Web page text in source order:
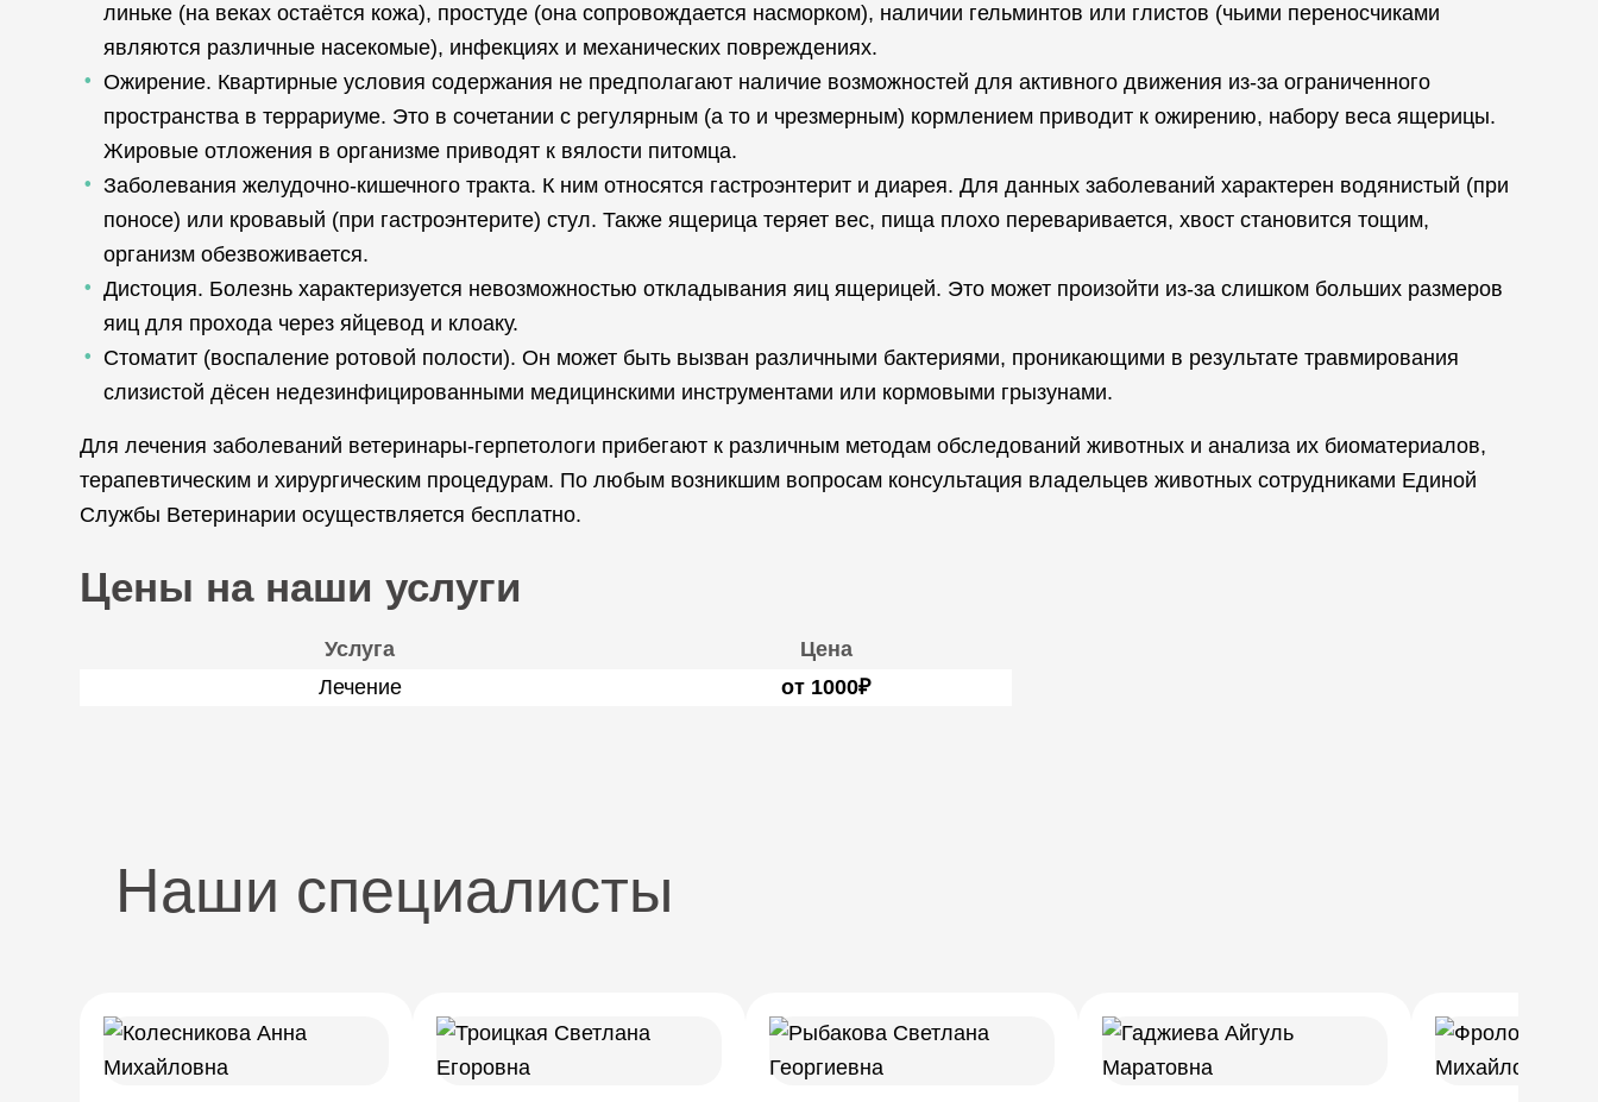
линьке (на веках остаётся кожа), простуде (она сопровождается насморком), наличии гельминтов или глистов (чьими переносчиками
являются различные насекомые), инфекциях и механических повреждениях.
Ожирение. Квартирные условия содержания не предполагают наличие возможностей для активного движения из-за ограниченного
пространства в террариуме. Это в сочетании с регулярным (а то и чрезмерным) кормлением приводит к ожирению, набору веса ящерицы.
Жировые отложения в организме приводят к вялости питомца.
Заболевания желудочно-кишечного тракта. К ним относятся гастроэнтерит и диарея. Для данных заболеваний характерен водянистый (при
поносе) или кровавый (при гастроэнтерите) стул. Также ящерица теряет вес, пища плохо переваривается, хвост становится тощим,
организм обезвоживается.
Дистоция. Болезнь характеризуется невозможностью откладывания яиц ящерицей. Это может произойти из-за слишком больших размеров
яиц для прохода через яйцевод и клоаку.
Стоматит (воспаление ротовой полости). Он может быть вызван различными бактериями, проникающими в результате травмирования
слизистой дёсен недезинфицированными медицинскими инструментами или кормовыми грызунами.
Для лечения заболеваний ветеринары-герпетологи прибегают к различным методам обследований животных и анализа их биоматериалов,
терапевтическим и хирургическим процедурам. По любым возникшим вопросам консультация владельцев животных сотрудниками Единой
Службы Ветеринарии осуществляется бесплатно.
Цены на наши услуги
Услуга
Цена
Лечение
от 1000₽
Наши специалисты